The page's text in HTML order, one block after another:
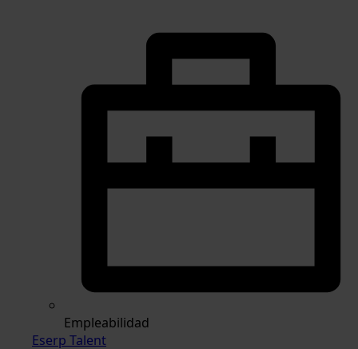
Empleabilidad
Eserp Talent